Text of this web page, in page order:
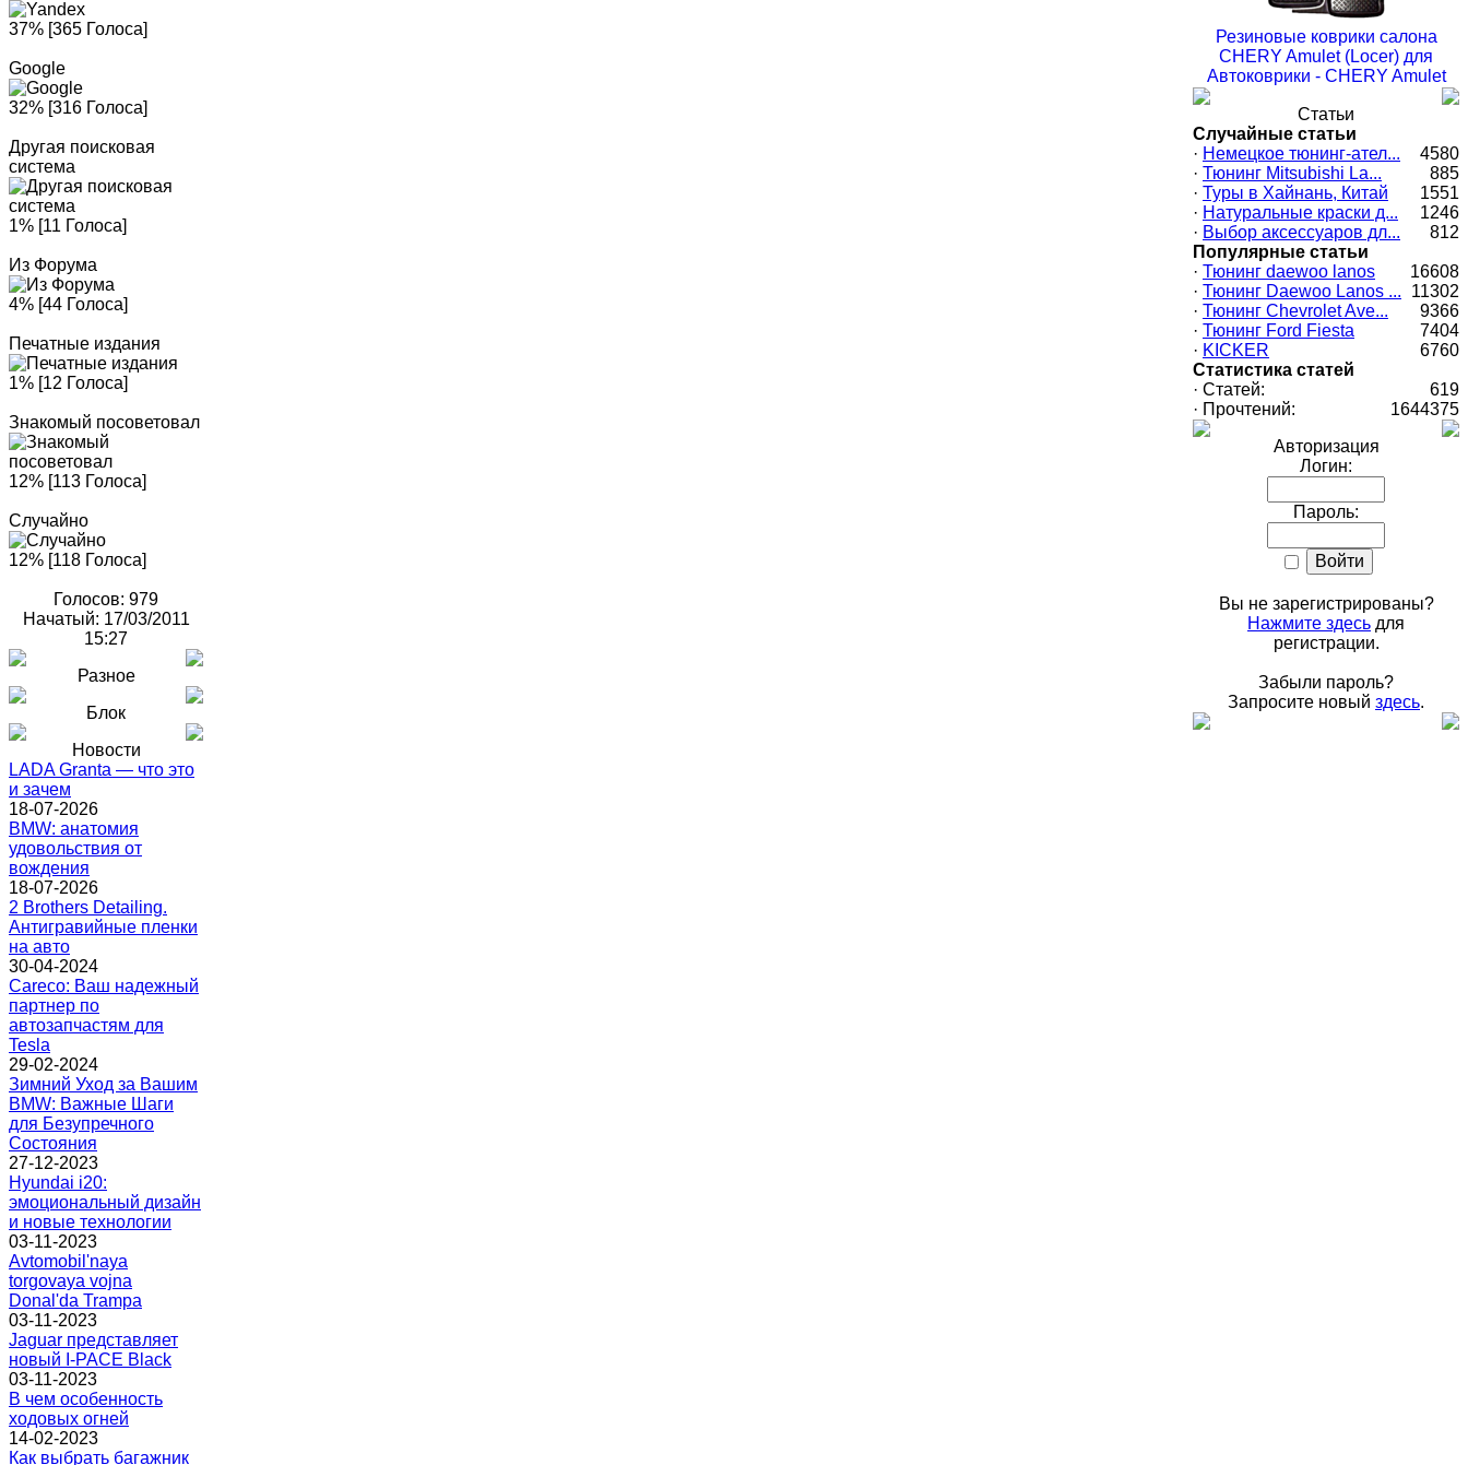
37% [365 Голоса]
Google
32% [316 Голоса]
Другая поисковая
система
1% [11 Голоса]
Из Форума
4% [44 Голоса]
Печатные издания
1% [12 Голоса]
Знакомый посоветовал
12% [113 Голоса]
Случайно
12% [118 Голоса]
Голосов: 979
Начатый: 17/03/2011
15:27
Разное
Блок
Новости
LADA Granta — что это
и зачем
18-07-2026
BMW: анатомия
удовольствия от
вождения
18-07-2026
2 Brothers Detailing.
Антигравийные пленки
на авто
30-04-2024
Careco: Ваш надежный
партнер по
автозапчастям для
Tesla
29-02-2024
Зимний Уход за Вашим
BMW: Важные Шаги
для Безупречного
Состояния
27-12-2023
Hyundai i20:
эмоциональный дизайн
и новые технологии
03-11-2023
Avtomobil'naya
torgovaya vojna
Donal'da Trampa
03-11-2023
Jaguar представляет
новый I-PACE Black
03-11-2023
В чем особенность
ходовых огней
14-02-2023
Как выбрать багажник
Резиновые коврики салона
CHERY Amulet (Locer) для
Автоковрики - CHERY Amulet
Статьи
Случайные статьи
· Немецкое тюнинг-ател...
4580
· Тюнинг Mitsubishi La...
885
· Туры в Хайнань, Китай
1551
· Натуральные краски д...
1246
· Выбор аксессуаров дл...
812
Популярные статьи
· Тюнинг daewoo lanos
16608
· Тюнинг Daewoo Lanos ...
11302
· Тюнинг Chevrolet Ave...
9366
· Тюнинг Ford Fiesta
7404
· KICKER
6760
Статистика статей
· Статей:
619
· Прочтений:
1644375
Авторизация
Логин:
Пароль:
Вы не зарегистрированы?
Нажмите здесь для
регистрации.
Забыли пароль?
Запросите новый здесь.